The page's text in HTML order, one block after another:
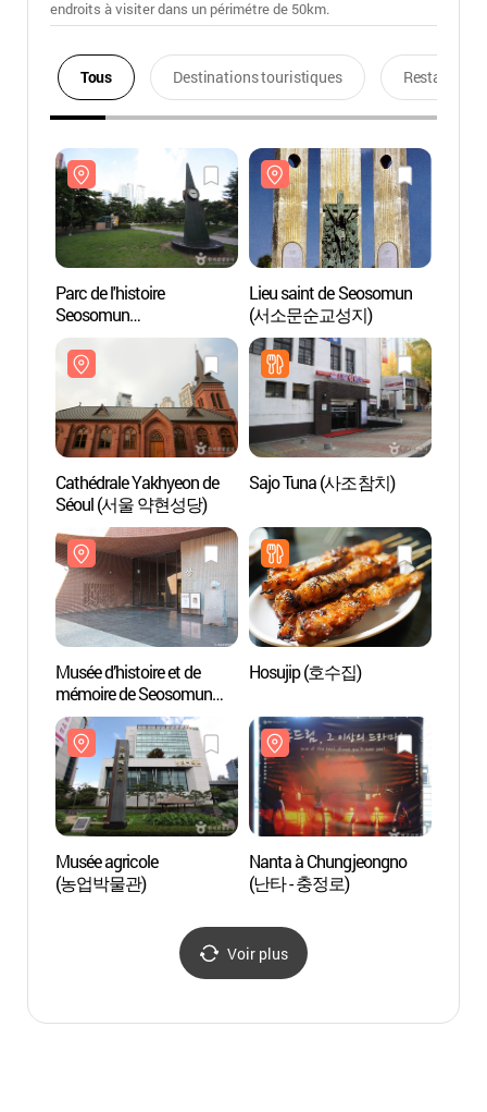
endroits à visiter dans un périmétre de 50km.
Tous Destinations touristiques Restaurants
Parc de l'histoire
Seosomun
(서소문역사공원)
Lieu saint de Seosomun
(서소문순교성지)
Cathédrale Yakhyeon de
Séoul (서울 약현성당)
Sajo Tuna (사조참치)
Musée d’histoire et de
mémoire de Seosomun
(서소문성지역사박물관)
Hosujip (호수집)
Musée agricole
(농업박물관)
Nanta à Chungjeongno
(난타 - 충정로)
Voir plus